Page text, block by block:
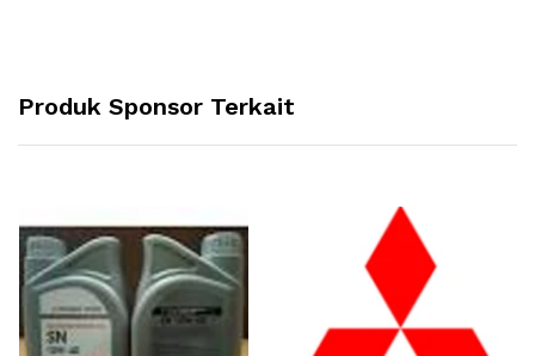
Produk Sponsor Terkait